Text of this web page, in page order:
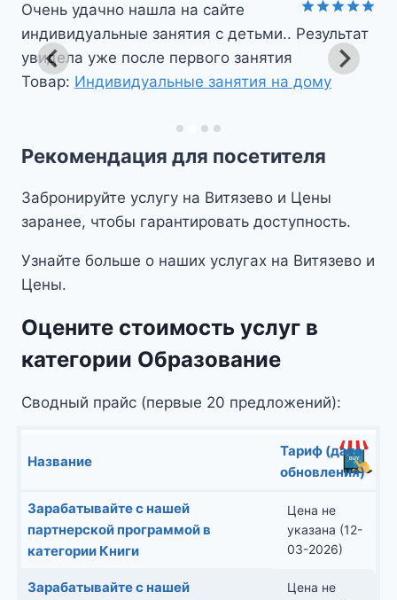
Оценка5
из 5
Очень удачно нашла на сайте
индивидуальные занятия с детьми.. Результат
увидела уже после первого занятия
Товар: Индивидуальные занятия на дому
Рекомендация для посетителя
Забронируйте услугу на Витязево и Цены
заранее, чтобы гарантировать доступность.
Узнайте больше о наших услугах на Витязево и
Цены.
Оцените стоимость услуг в
категории Образование
Сводный прайс (первые 20 предложений):
Название
Тариф (дата
обновления)
Зарабатывайте с нашей
партнерской программой в
категории Книги
Цена не
указана (12-
03-2026)
Зарабатывайте с нашей
Цена не